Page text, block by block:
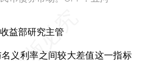
部研究主管
利率之间较大差值这一指标